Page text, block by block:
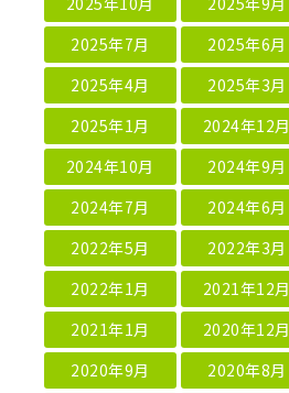
2025年7月
2025年6月
2025年4月
2025年3月
2025年1月
2024年12月
2024年10月
2024年9月
2024年7月
2024年6月
2022年5月
2022年3月
2022年1月
2021年12月
2021年1月
2020年12月
2020年9月
2020年8月